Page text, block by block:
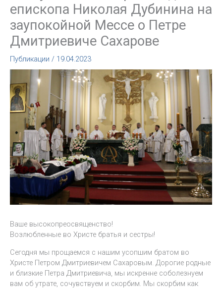
епископа Николая Дубинина на
заупокойной Мессе о Петре
Дмитриевиче Сахарове
Публикации / 19.04.2023
Ваше высокопреосвященство!
Возлюбленные во Христе братья и сестры!
Сегодня мы прощаемся с нашим усопшим братом во
Христе Петром Дмитриевичем Сахаровым. Дорогие родные
и близкие Петра Дмитриевича, мы искренне соболезнуем
вам об утрате, сочувствуем и скорбим. Мы скорбим как